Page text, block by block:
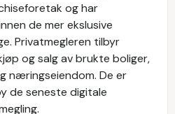
og har
de mer ekslusive
Privatmegleren tilbyr
og salg av brukte boliger,
næringseiendom. De er
de seneste digitale